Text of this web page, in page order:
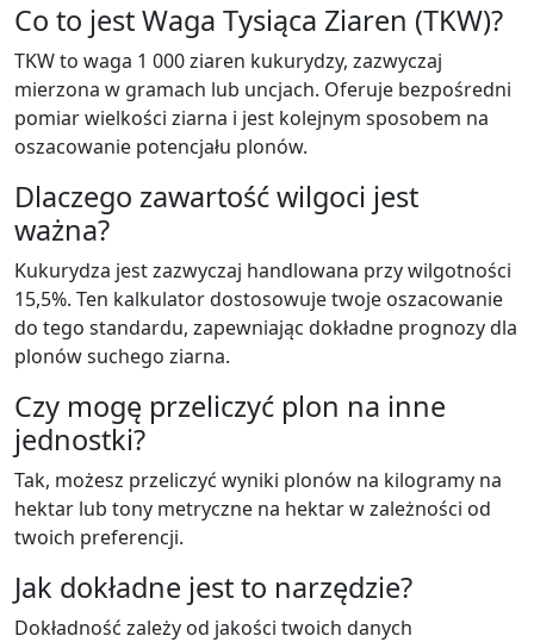
Co to jest Waga Tysiąca Ziaren (TKW)?
TKW to waga 1 000 ziaren kukurydzy, zazwyczaj
mierzona w gramach lub uncjach. Oferuje bezpośredni
pomiar wielkości ziarna i jest kolejnym sposobem na
oszacowanie potencjału plonów.
Dlaczego zawartość wilgoci jest
ważna?
Kukurydza jest zazwyczaj handlowana przy wilgotności
15,5%. Ten kalkulator dostosowuje twoje oszacowanie
do tego standardu, zapewniając dokładne prognozy dla
plonów suchego ziarna.
Czy mogę przeliczyć plon na inne
jednostki?
Tak, możesz przeliczyć wyniki plonów na kilogramy na
hektar lub tony metryczne na hektar w zależności od
twoich preferencji.
Jak dokładne jest to narzędzie?
Dokładność zależy od jakości twoich danych